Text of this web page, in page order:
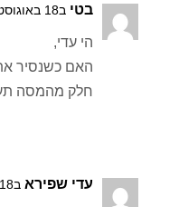
בטי ב18 באוגוסט 2020 ב7:28
הי עדי,
האם כשנסיר את
חלק מהמסה
עדי שפירא ב18 באוגוסט 2020 ב9:58